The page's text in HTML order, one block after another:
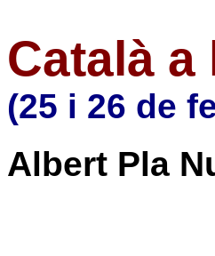
Català
(25 i 26 de
Albert Pla